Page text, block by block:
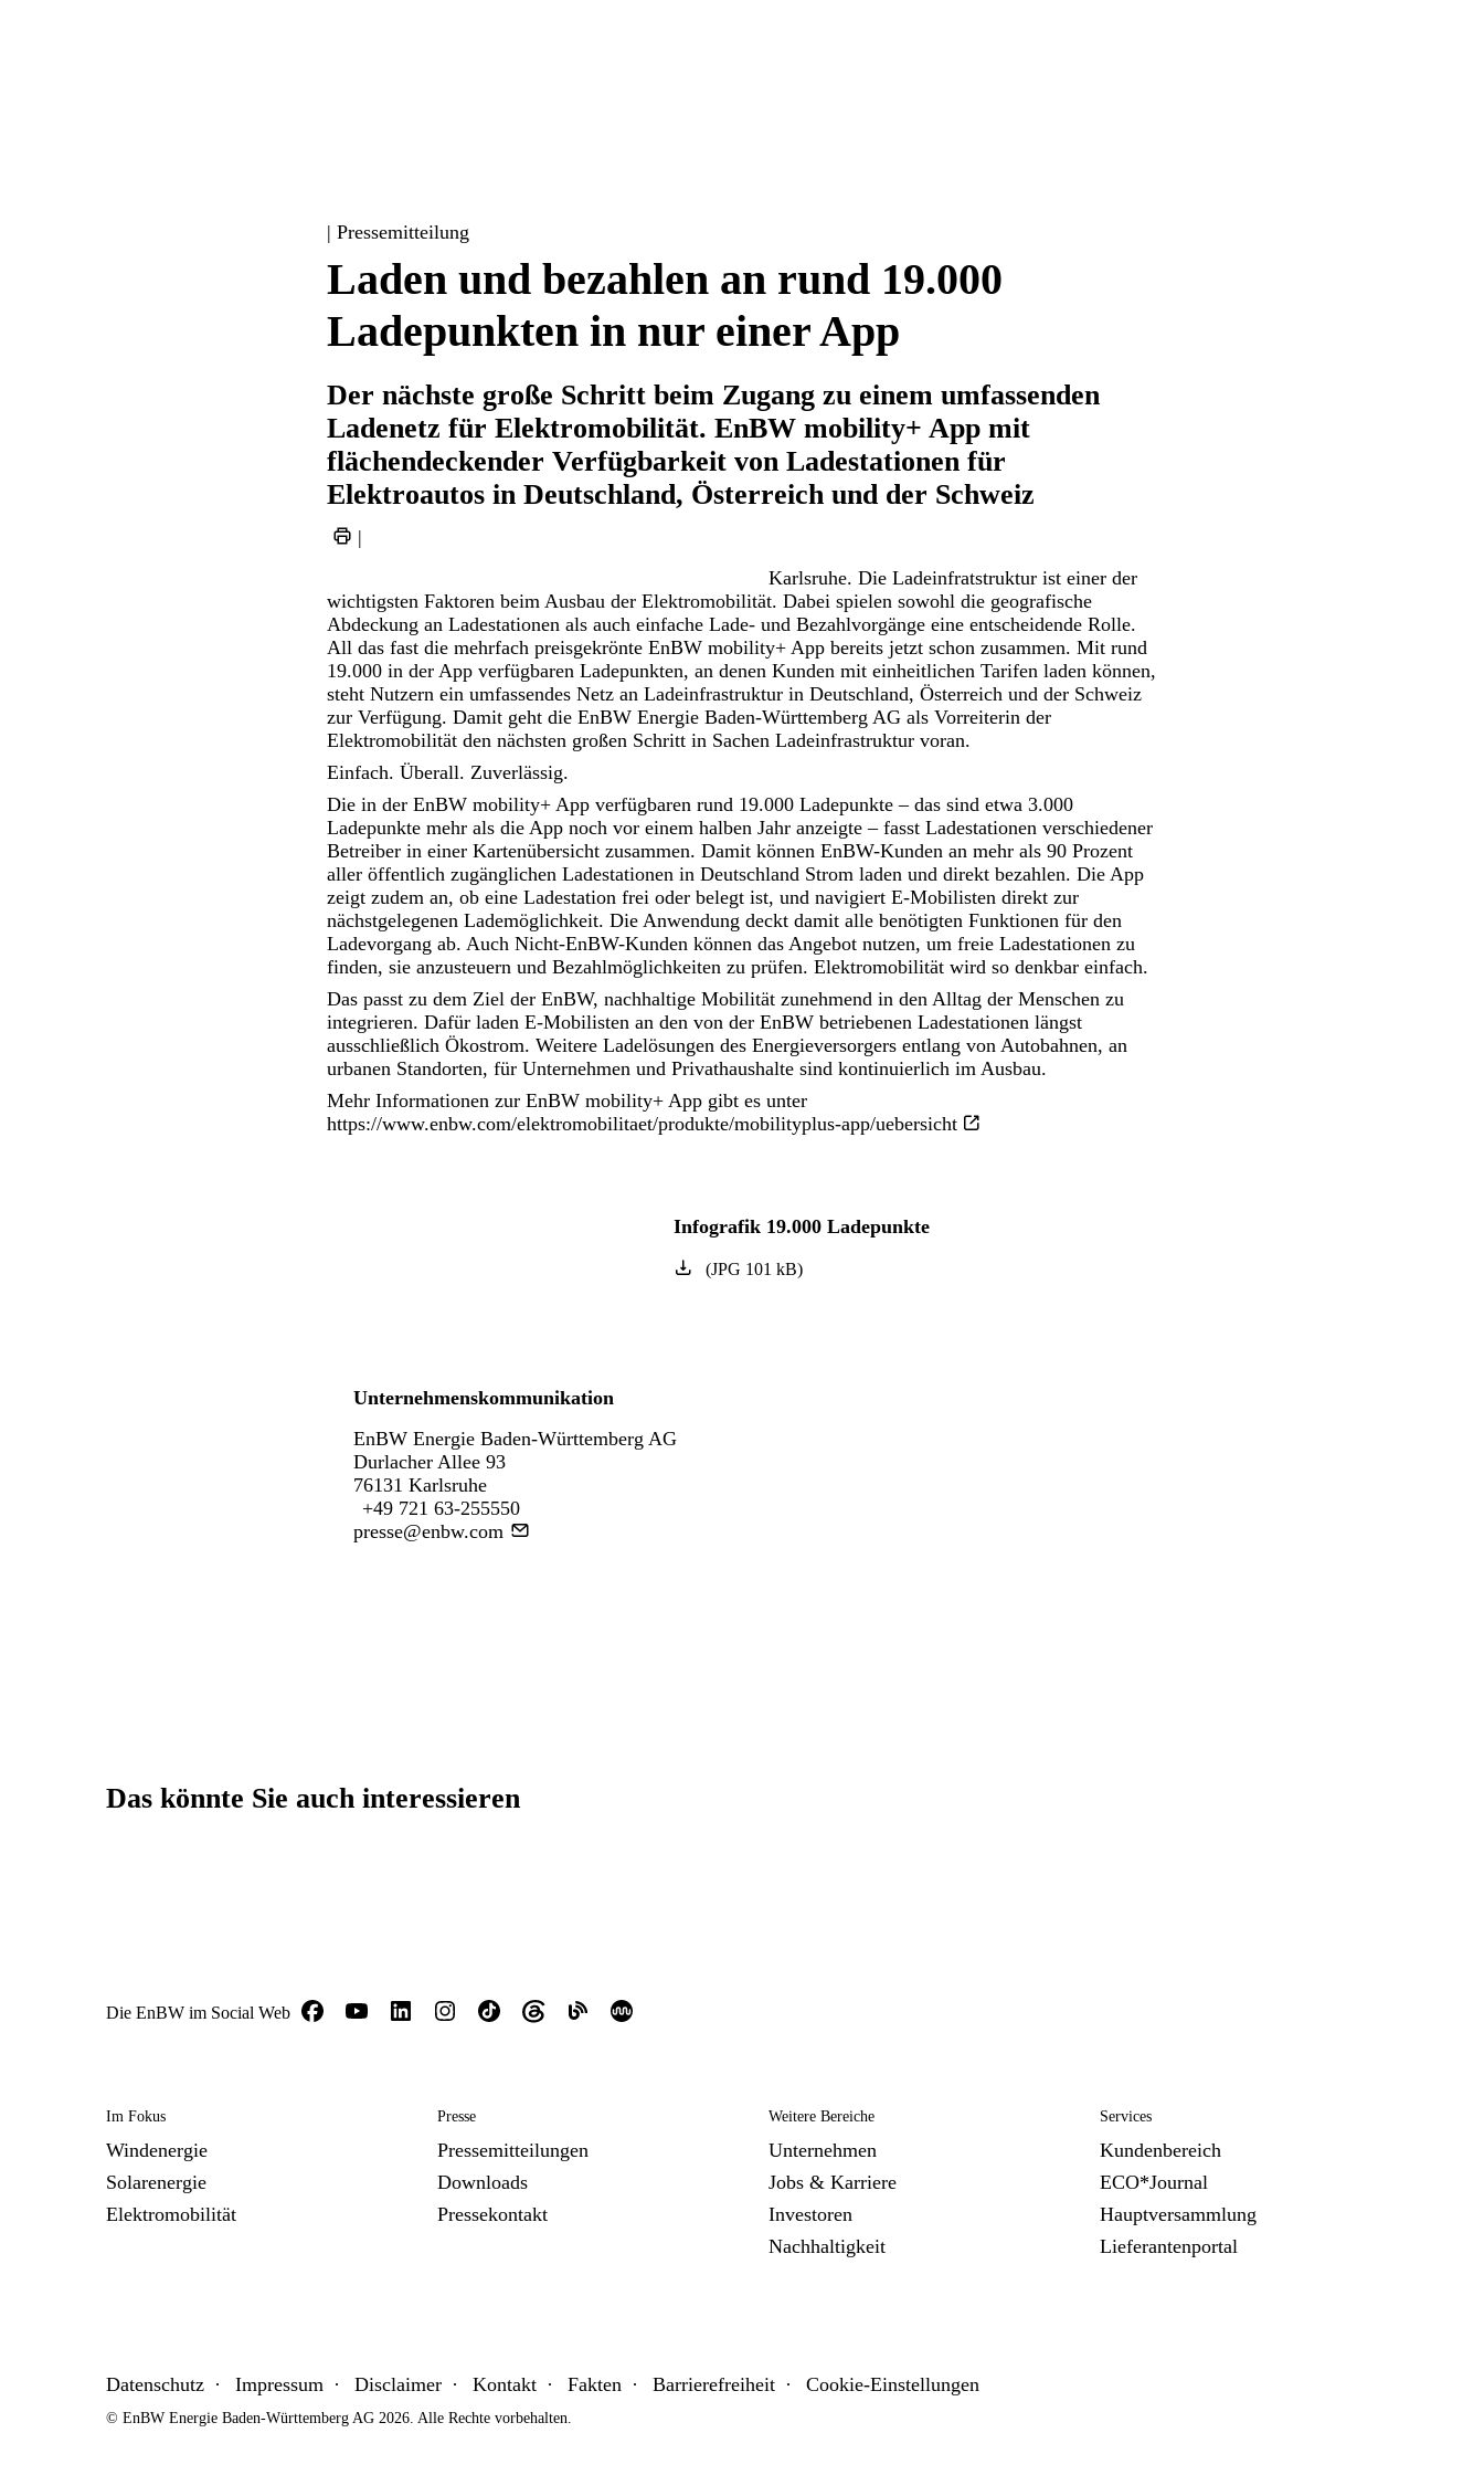
| Pressemitteilung
Laden und bezahlen an rund 19.000
Ladepunkten in nur einer App
Der nächste große Schritt beim Zugang zu einem umfassenden
Ladenetz für Elektromobilität. EnBW mobility+ App mit
flächendeckender Verfügbarkeit von Ladestationen für
Elektroautos in Deutschland, Österreich und der Schweiz
|
Karlsruhe. Die Ladeinfratstruktur ist einer der
wichtigsten Faktoren beim Ausbau der Elektromobilität. Dabei spielen sowohl die geografische
Abdeckung an Ladestationen als auch einfache Lade- und Bezahlvorgänge eine entscheidende Rolle.
All das fast die mehrfach preisgekrönte EnBW mobility+ App bereits jetzt schon zusammen. Mit rund
19.000 in der App verfügbaren Ladepunkten, an denen Kunden mit einheitlichen Tarifen laden können,
steht Nutzern ein umfassendes Netz an Ladeinfrastruktur in Deutschland, Österreich und der Schweiz
zur Verfügung. Damit geht die EnBW Energie Baden-Württemberg AG als Vorreiterin der
Elektromobilität den nächsten großen Schritt in Sachen Ladeinfrastruktur voran.
Einfach. Überall. Zuverlässig.
Die in der EnBW mobility+ App verfügbaren rund 19.000 Ladepunkte – das sind etwa 3.000
Ladepunkte mehr als die App noch vor einem halben Jahr anzeigte – fasst Ladestationen verschiedener
Betreiber in einer Kartenübersicht zusammen. Damit können EnBW-Kunden an mehr als 90 Prozent
aller öffentlich zugänglichen Ladestationen in Deutschland Strom laden und direkt bezahlen. Die App
zeigt zudem an, ob eine Ladestation frei oder belegt ist, und navigiert E-Mobilisten direkt zur
nächstgelegenen Lademöglichkeit. Die Anwendung deckt damit alle benötigten Funktionen für den
Ladevorgang ab. Auch Nicht-EnBW-Kunden können das Angebot nutzen, um freie Ladestationen zu
finden, sie anzusteuern und Bezahlmöglichkeiten zu prüfen. Elektromobilität wird so denkbar einfach.
Das passt zu dem Ziel der EnBW, nachhaltige Mobilität zunehmend in den Alltag der Menschen zu
integrieren. Dafür laden E-Mobilisten an den von der EnBW betriebenen Ladestationen längst
ausschließlich Ökostrom. Weitere Ladelösungen des Energieversorgers entlang von Autobahnen, an
urbanen Standorten, für Unternehmen und Privathaushalte sind kontinuierlich im Ausbau.
Mehr Informationen zur EnBW mobility+ App gibt es unter
https://www.enbw.com/elektromobilitaet/produkte/mobilityplus-app/uebersicht
Infografik 19.000 Ladepunkte
(JPG 101 kB)
Unternehmenskommunikation
EnBW Energie Baden-Württemberg AG
Durlacher Allee 93
76131 Karlsruhe
+49 721 63-255550
presse@enbw.com
Das könnte Sie auch interessieren
Die EnBW im Social Web
Im Fokus
Windenergie
Solarenergie
Elektromobilität
Presse
Pressemitteilungen
Downloads
Pressekontakt
Weitere Bereiche
Unternehmen
Jobs & Karriere
Investoren
Nachhaltigkeit
Services
Kundenbereich
ECO*Journal
Hauptversammlung
Lieferantenportal
Datenschutz Impressum Disclaimer Kontakt Fakten Barrierefreiheit Cookie-Einstellungen
© EnBW Energie Baden-Württemberg AG 2026. Alle Rechte vorbehalten.